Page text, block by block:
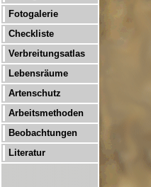
Fotogalerie
Checkliste
Verbreitungsatlas
Lebensräume
Artenschutz
Arbeitsmethoden
Beobachtungen
Literatur